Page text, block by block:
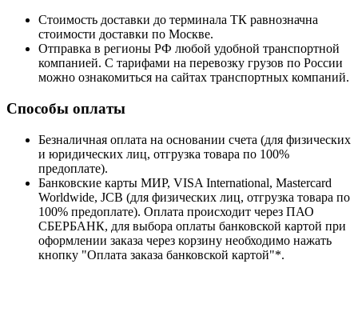
Стоимость доставки до терминала ТК равнозначна
стоимости доставки по Москве.
Отправка в регионы РФ любой удобной транспортной
компанией. С тарифами на перевозку грузов по России
можно ознакомиться на сайтах транспортных компаний.
Способы оплаты
Безналичная оплата на основании счета (для физических
и юридических лиц, отгрузка товара по 100%
предоплате).
Банковские карты МИР, VISA International, Mastercard
Worldwide, JCB (для физических лиц, отгрузка товара по
100% предоплате). Оплата происходит через ПАО
СБЕРБАНК, для выбора оплаты банковской картой при
оформлении заказа через корзину необходимо нажать
кнопку "Оплата заказа банковской картой"*.